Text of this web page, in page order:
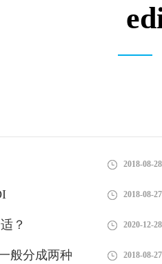
2018-08-28
2018-08-27
？ 2020-12-28
般分成两种 2018-08-27